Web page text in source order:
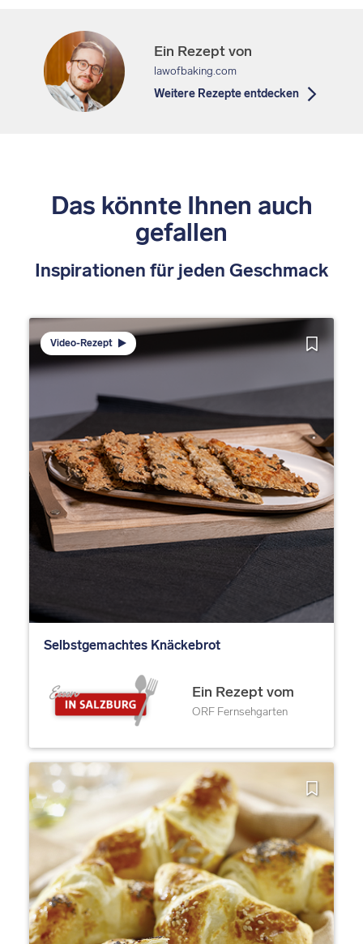
Ein Rezept von
lawofbaking.com
Weitere Rezepte entdecken
Das könnte Ihnen auch
gefallen
Inspirationen für jeden Geschmack
Video-Rezept
Selbstgemachtes Knäckebrot
Ein Rezept vom
ORF Fernsehgarten